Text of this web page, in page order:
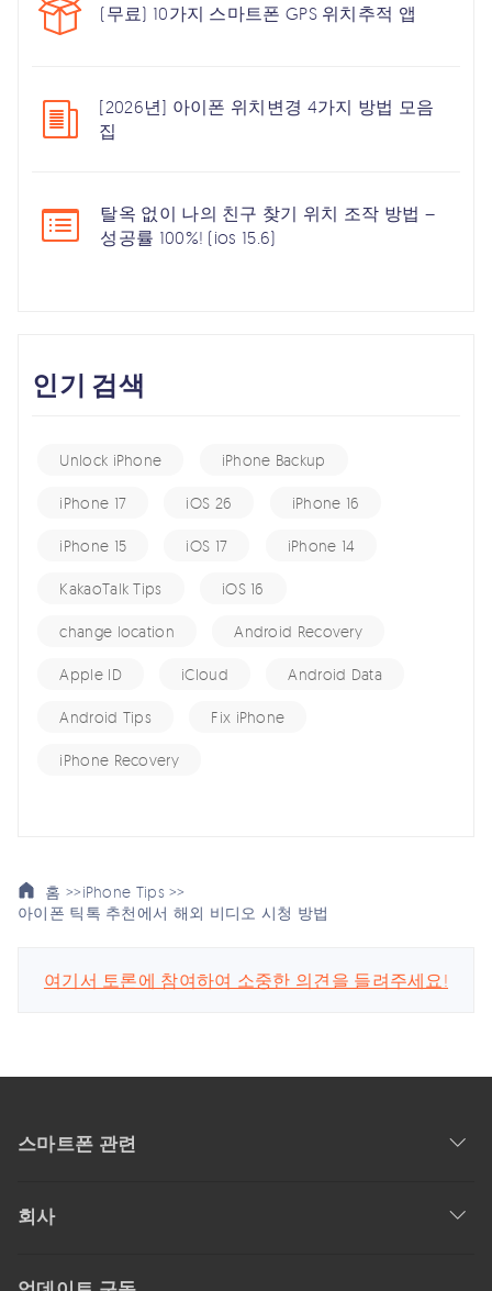
(무료) 10가지 스마트폰 GPS 위치추적 앱
[2026년] 아이폰 위치변경 4가지 방법 모음
집
탈옥 없이 나의 친구 찾기 위치 조작 방법 –
성공률 100%! (ios 15.6)
인기 검색
Unlock iPhone iPhone Backup
iPhone 17 iOS 26 iPhone 16
iPhone 15 iOS 17 iPhone 14
KakaoTalk Tips iOS 16
change location Android Recovery
Apple ID iCloud Android Data
Android Tips Fix iPhone
iPhone Recovery
홈 >>iPhone Tips >>
아이폰 틱톡 추천에서 해외 비디오 시청 방법
여기서 토론에 참여하여 소중한 의견을 들려주세요!
스마트폰 관련
회사